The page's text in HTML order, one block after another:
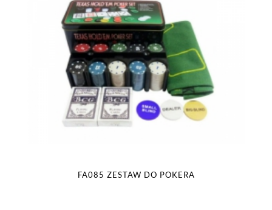
FA085 ZESTAW DO POKERA